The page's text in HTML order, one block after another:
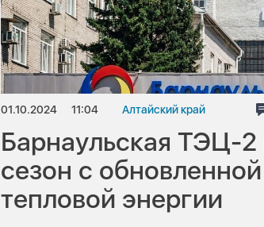
01.10.2024 11:04 Алтайский край
Барнаульская ТЭЦ-
сезон с
тепловой энергии